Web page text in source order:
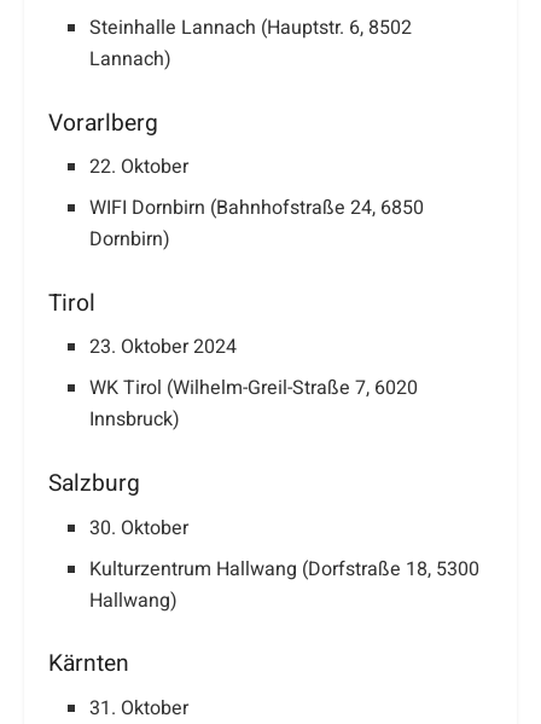
Steinhalle Lannach (Hauptstr. 6, 8502
Lannach)
Vorarlberg
22. Oktober
WIFI Dornbirn (Bahnhofstraße 24, 6850
Dornbirn)
Tirol
23. Oktober 2024
WK Tirol (Wilhelm-Greil-Straße 7, 6020
Innsbruck)
Salzburg
30. Oktober
Kulturzentrum Hallwang (Dorfstraße 18, 5300
Hallwang)
Kärnten
31. Oktober